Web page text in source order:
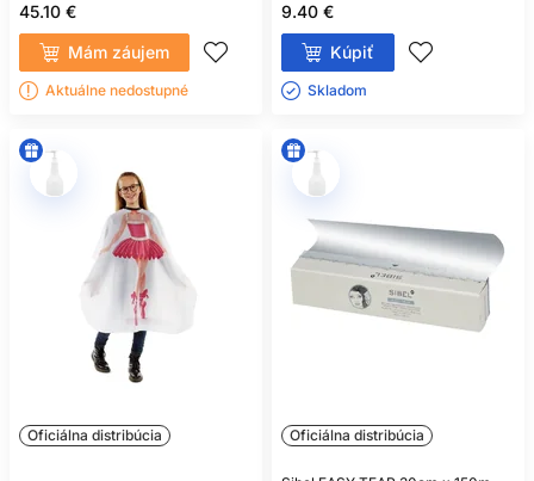
45.10 €
Mám záujem
Aktuálne nedostupné
9.40 €
Kúpiť
Skladom ㅤ
Oficiálna distribúcia Oficiálna distribúcia